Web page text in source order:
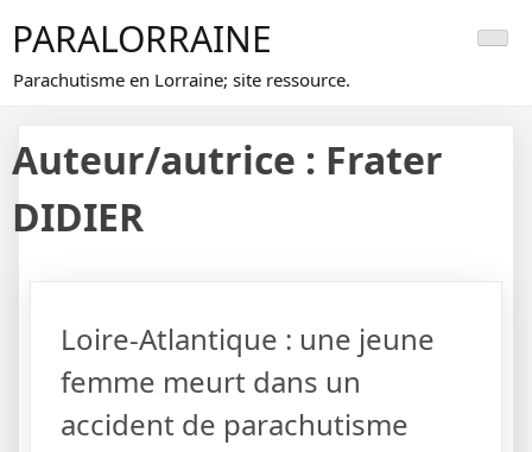
content
PARALORRAINE
Parachutisme en Lorraine; site ressource.
Auteur/autrice : Frater
DIDIER
Loire-Atlantique : une jeune
femme meurt dans un
accident de parachutisme